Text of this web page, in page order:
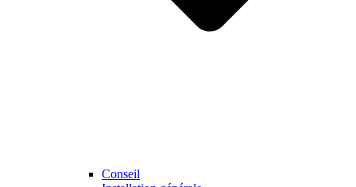
Conseil